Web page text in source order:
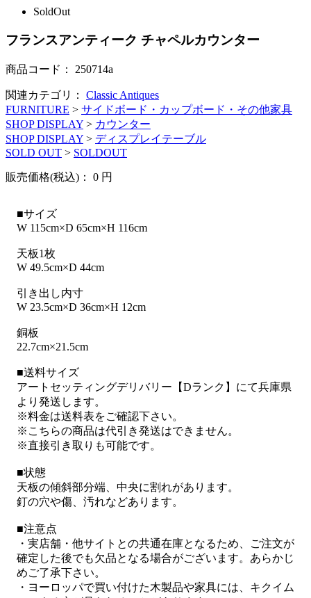
SoldOut
フランスアンティーク チャペルカウンター
商品コード： 250714a
関連カテゴリ：
Classic Antiques
FURNITURE > サイドボード・カップボード・その他家具
SHOP DISPLAY > カウンター
SHOP DISPLAY > ディスプレイテーブル
SOLD OUT > SOLDOUT
販売価格(税込)： 0 円
■サイズ
W 115cm×D 65cm×H 116cm
天板1枚
W 49.5cm×D 44cm
引き出し内寸
W 23.5cm×D 36cm×H 12cm
銅板
22.7cm×21.5cm
■送料サイズ
アートセッティングデリバリー【Dランク】にて兵庫県
より発送します。
※料金は送料表をご確認下さい。
※こちらの商品は代引き発送はできません。
※直接引き取りも可能です。
■状態
天板の傾斜部分端、中央に割れがあります。
釘の穴や傷、汚れなどあります。
■注意点
・実店舗・他サイトとの共通在庫となるため、ご注文が
確定した後でも欠品となる場合がございます。あらかじ
めご了承下さい。
・ヨーロッパで買い付けた木製品や家具には、キクイム